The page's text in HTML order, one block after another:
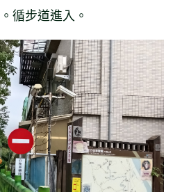
循步道進入。